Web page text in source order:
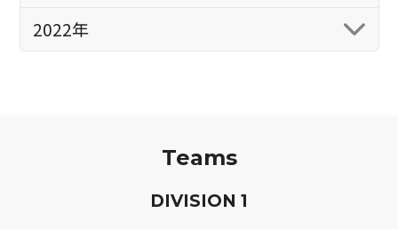
2022年
Teams
DIVISION 1